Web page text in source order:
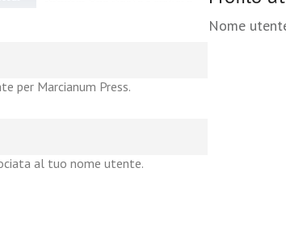
Nome
per Marcianum Press.
al tuo nome utente.